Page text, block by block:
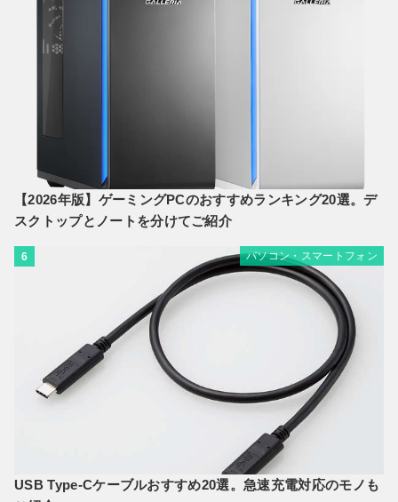
【2026年版】ゲーミングPCのおすすめランキング20選。デ
スクトップとノートを分けてご紹介
6 パソコン・スマートフォン
USB Type-Cケーブルおすすめ20選。急速充電対応のモノも